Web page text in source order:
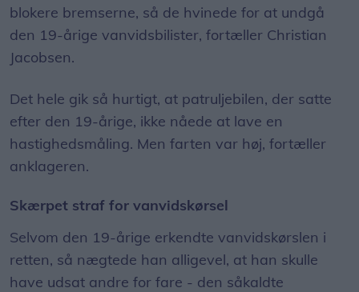
blokere bremserne, så de hvinede for at undgå
den 19-årige vanvidsbilister, fortæller Christian
Jacobsen.
Det hele gik så hurtigt, at patruljebilen, der satte
efter den 19-årige, ikke nåede at lave en
hastighedsmåling. Men farten var høj, fortæller
anklageren.
Skærpet straf for vanvidskørsel
Selvom den 19-årige erkendte vanvidskørslen i
retten, så nægtede han alligevel, at han skulle
have udsat andre for fare - den såkaldte